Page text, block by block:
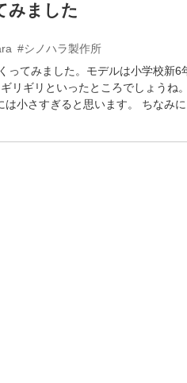
みました
#シノハラ製作所
ってみました。モデルは小学校新6
リギリといったところでしょうね
小さすぎると思います。 ちなみ